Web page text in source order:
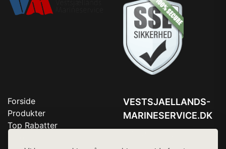
Forside
Produkter
Top Rabatter
VESTSJAELLANDS-
MARINESERVICE.DK